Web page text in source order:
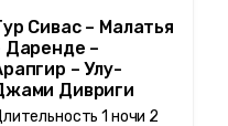
Сивас – Малатья
Даренде –
– Улу-
Дивриги
1 ночи 2